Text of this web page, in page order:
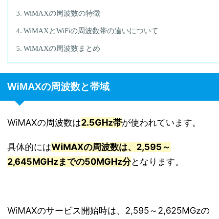
WiMAXの周波数の特徴
WiMAXとWiFiの周波数帯の違いについて
WiMAXの周波数まとめ
WiMAXの周波数と帯域
WiMAXの周波数は2.5GHz帯が使われています。
具体的にはWiMAXの周波数は、2,595～
2,645MGHzまでの50MGHz分となります。
WiMAXのサービス開始時は、2,595～2,625MGzの